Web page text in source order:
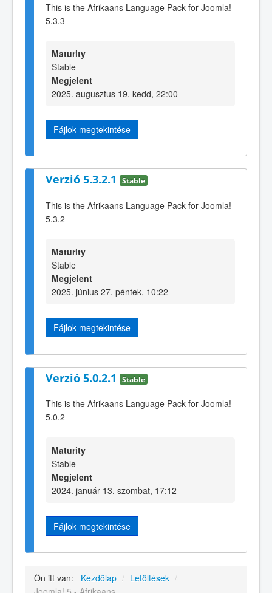
This is the Afrikaans Language Pack for Joomla!
5.3.3
Maturity
Stable
Megjelent
2025. augusztus 19. kedd, 22:00
Fájlok megtekintése
Verzió 5.3.2.1 Stable
This is the Afrikaans Language Pack for Joomla!
5.3.2
Maturity
Stable
Megjelent
2025. június 27. péntek, 10:22
Fájlok megtekintése
Verzió 5.0.2.1 Stable
This is the Afrikaans Language Pack for Joomla!
5.0.2
Maturity
Stable
Megjelent
2024. január 13. szombat, 17:12
Fájlok megtekintése
Ön itt van: Kezdőlap / Letöltések /